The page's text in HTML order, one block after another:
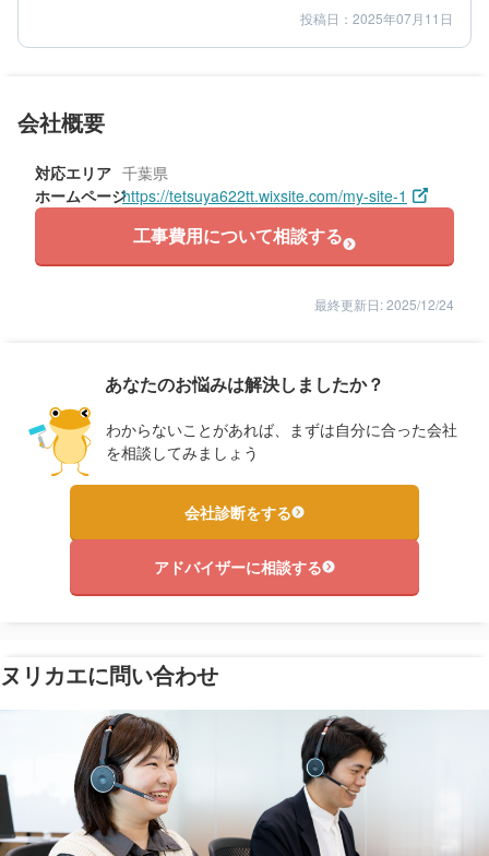
金額感 5
担当者 5
エリア：千葉県松戸市
築年数：50年
投稿日：2025年07月11日
会社概要
対応エリア 千葉県
ホームページhttps://tetsuya622tt.wixsite.com/my-site-1
工事費用について相談する
最終更新日: 2025/12/24
あなたのお悩みは解決しましたか？
わからないことがあれば、まずは自分に合った会社
を相談してみましょう
会社診断をする
アドバイザーに相談する
ヌリカエに問い合わせ